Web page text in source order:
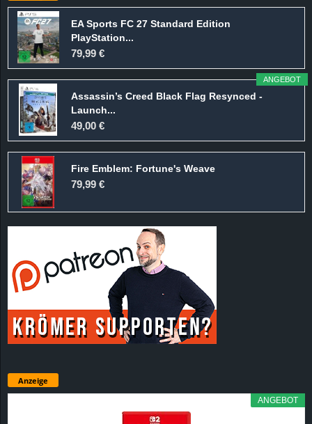
EA Sports FC 27 Standard Edition
PlayStation...
79,99 €
ANGEBOT
Assassin’s Creed Black Flag Resynced -
Launch...
49,00 €
Fire Emblem: Fortune's Weave
79,99 €
Anzeige
ANGEBOT